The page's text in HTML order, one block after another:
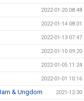
2022-01-20 08:48
2022-01-14 08:01
2022-01-13 07:47
2022-01-10 09:20
2022-01-05 11:24
2022-01-01 10:16
& Ungdom 2021-12-30